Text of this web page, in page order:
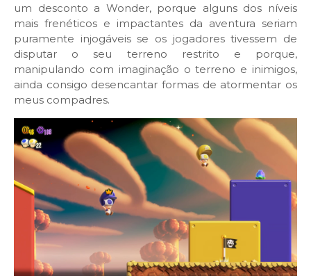
um desconto a Wonder, porque alguns dos níveis
mais frenéticos e impactantes da aventura seriam
puramente injogáveis se os jogadores tivessem de
disputar o seu terreno restrito e porque,
manipulando com imaginação o terreno e inimigos,
ainda consigo desencantar formas de atormentar os
meus compadres.